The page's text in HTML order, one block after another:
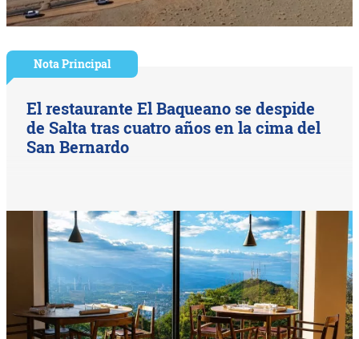
Nota Principal
El restaurante El Baqueano se despide
de Salta tras cuatro años en la cima del
San Bernardo